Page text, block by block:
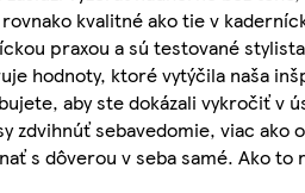
kvalitné ako tie v
praxou a sú testované
hodnoty, ktoré vytýčila naša
aby ste dokázali vykročiť v
zdvihnúť sebavedomie, viac ako
s dôverou v seba samé. Ako to